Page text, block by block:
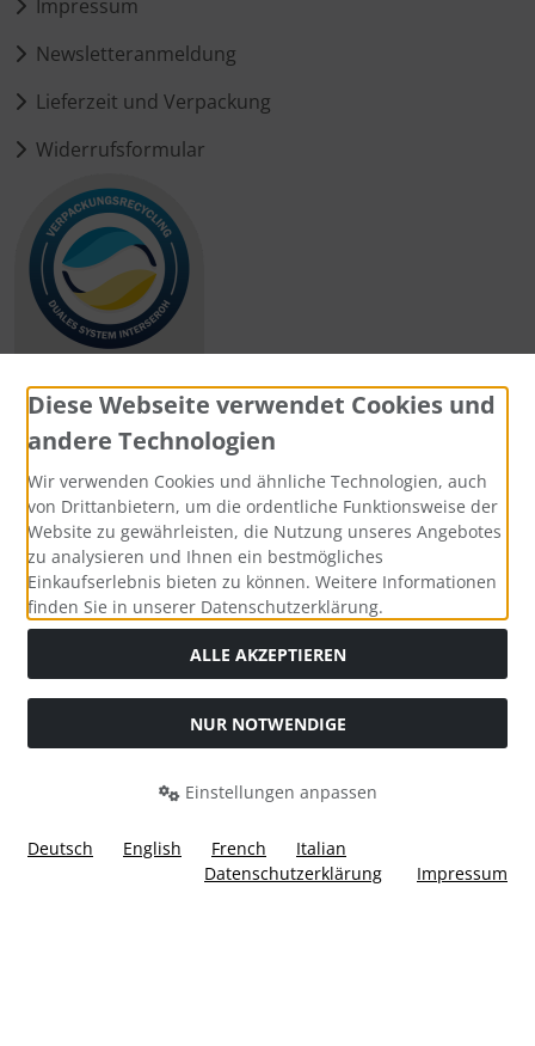
Impressum
Newsletteranmeldung
Lieferzeit und Verpackung
Widerrufsformular
Zahlungsmethoden
Social Media
Widerrufsformular
Diese Webseite verwendet Cookies und
andere Technologien
Wir verwenden Cookies und ähnliche Technologien, auch
von Drittanbietern, um die ordentliche Funktionsweise der
Website zu gewährleisten, die Nutzung unseres Angebotes
zu analysieren und Ihnen ein bestmögliches
Einkaufserlebnis bieten zu können. Weitere Informationen
finden Sie in unserer Datenschutzerklärung.
ALLE AKZEPTIEREN
NUR NOTWENDIGE
Einstellungen anpassen
Deutsch English French
Italian
Datenschutzerklärung
Impressum